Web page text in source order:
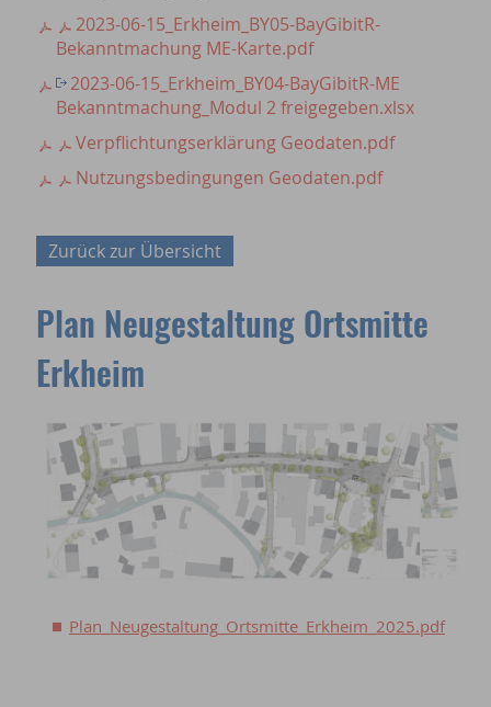
2023-06-15_Erkheim_BY05-BayGibitR-
Bekanntmachung ME-Karte.pdf
2023-06-15_Erkheim_BY04-BayGibitR-ME
Bekanntmachung_Modul 2 freigegeben.xlsx
Verpflichtungserklärung Geodaten.pdf
Nutzungsbedingungen Geodaten.pdf
Zurück zur Übersicht
Plan Neugestaltung Ortsmitte
Erkheim
Plan_Neugestaltung_Ortsmitte_Erkheim_2025.pdf